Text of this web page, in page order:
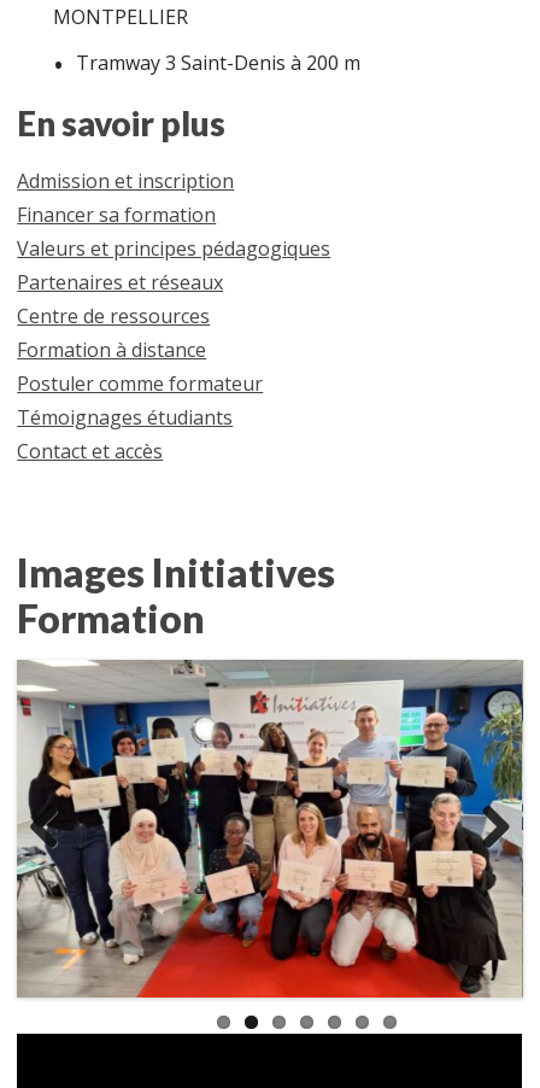
MONTPELLIER
Tramway 3 Saint-Denis à 200 m
En savoir plus
Admission et inscription
Financer sa formation
Valeurs et principes pédagogiques
Partenaires et réseaux
Centre de ressources
Formation à distance
Postuler comme formateur
Témoignages étudiants
Contact et accès
Images Initiatives
Formation
Previous Next